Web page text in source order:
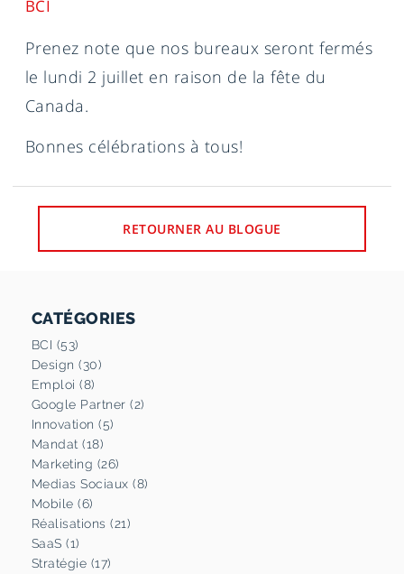
BCI
Prenez note que nos bureaux seront fermés
le lundi 2 juillet en raison de la fête du
Canada.
Bonnes célébrations à tous!
RETOURNER AU BLOGUE
CATÉGORIES
BCI (53)
Design (30)
Emploi (8)
Google Partner (2)
Innovation (5)
Mandat (18)
Marketing (26)
Medias Sociaux (8)
Mobile (6)
Réalisations (21)
SaaS (1)
Stratégie (17)